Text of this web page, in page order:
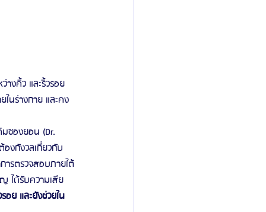
ในร่างกาย และคง
งกังวลเกี่ยวกับ
ารตรวจสอบภายใต้
ได้รับความเสีย
อย และยังช่วยใน